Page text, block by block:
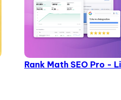
Rank Math SEO Pro -